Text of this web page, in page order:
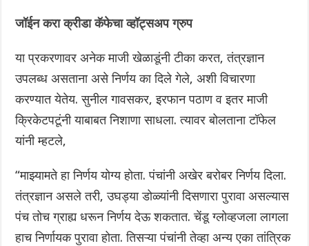
जॉईन करा क्रीडा कॅफेचा व्हॉट्सअप ग्रुप
या प्रकरणावर अनेक माजी खेळाडूंनी टीका करत, तंत्रज्ञान
उपलब्ध असताना असे निर्णय का दिले गेले, अशी विचारणा
करण्यात येतेय. सुनील गावसकर, इरफान पठाण व इतर माजी
क्रिकेटपटूंनी याबाबत निशाणा साधला. त्यावर बोलताना टॉफेल
यांनी म्हटले,
“माझ्यामते हा निर्णय योग्य होता. पंचांनी अखेर बरोबर निर्णय दिला.
तंत्रज्ञान असले तरी, उघड्या डोळ्यांनी दिसणारा पुरावा असल्यास
पंच तोच ग्राह्य धरून निर्णय देऊ शकतात. चेंडू ग्लोव्हजला लागला
हाच निर्णायक पुरावा होता. तिसऱ्या पंचांनी तेव्हा अन्य एका तांत्रिक